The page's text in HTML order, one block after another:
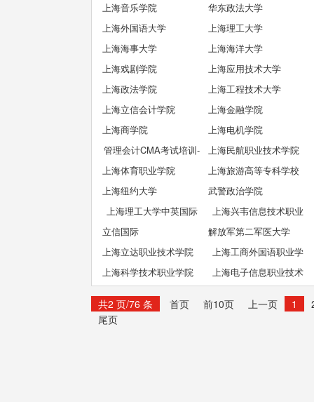
上海音乐学院
华东政法大学
上海外国语大学
上海理工大学
上海海事大学
上海海洋大学
上海戏剧学院
上海应用技术大学
上海政法学院
上海工程技术大学
上海立信会计学院
上海金融学院
上海商学院
上海电机学院
管理会计CMA考试培训-
推荐立信CMA!
上海民航职业技术学院
上海体育职业学院
上海旅游高等专科学校
上海纽约大学
武警政治学院
上海理工大学中英国际
上海兴韦信息技术职业
学院
立信国际
解放军第二军医大学
上海立达职业技术学院
上海工商外国语职业学
院
上海科学技术职业学院
上海电子信息职业技术
共2 页/76 条 首页 前10页 上一页 1
尾页